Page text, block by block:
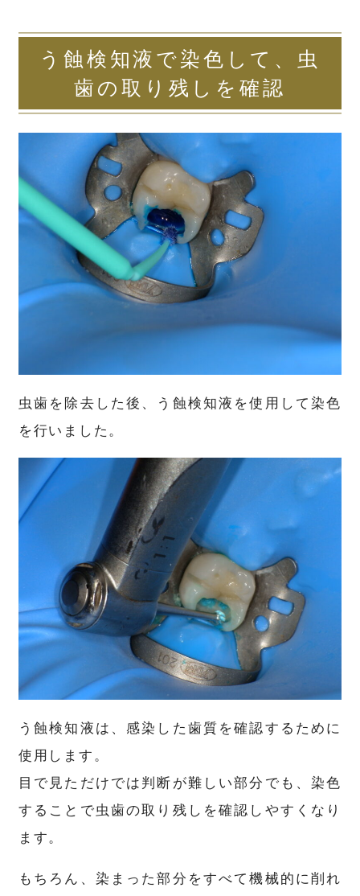
う蝕検知液で染色して、虫
歯の取り残しを確認
虫歯を除去した後、う蝕検知液を使用して染色
を行いました。
う蝕検知液は、感染した歯質を確認するために
使用します。
目で見ただけでは判断が難しい部分でも、染色
することで虫歯の取り残しを確認しやすくなり
ます。
もちろん、染まった部分をすべて機械的に削れ